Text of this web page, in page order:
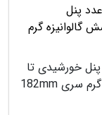
سازه یک ردیف تیپ سنگین مناسب ۳ عدد پنل
پوشش گالوانیزه گرم
تیپ سنگین مناسب ۴ عدد پنل خورشیدی تا
۶۲۵ وات از جنس فولاد با پوشش گالوانیزه گرم سری 182mm